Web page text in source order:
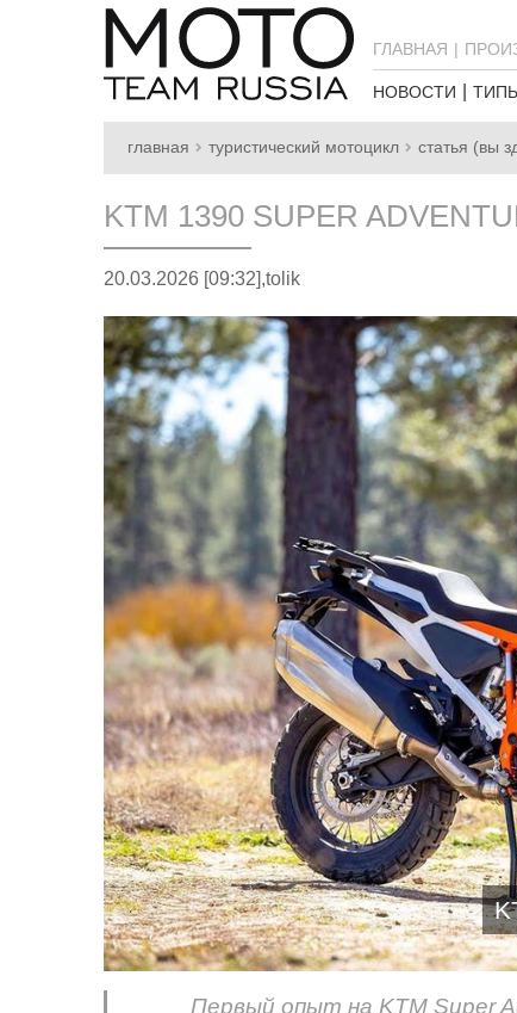
ГЛАВНАЯ
НОВОСТИ
главная туристический мотоцикл статья (вы
KTM 1390 SUPER
20.03.2026 [09:32],tolik
Первый опыт на KTM Super